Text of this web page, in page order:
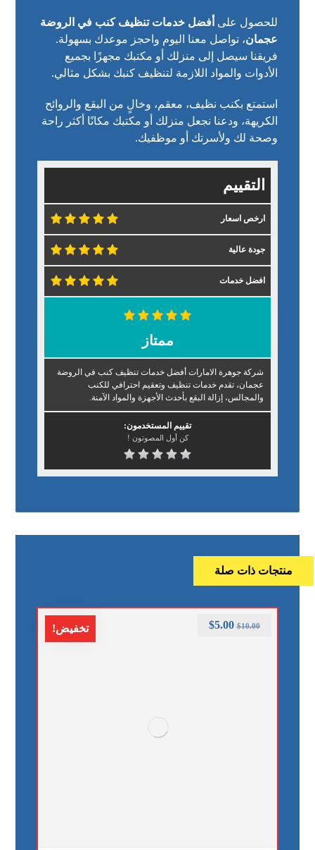
للحصول على أفضل خدمات تنظيف كنب في الروضة
عجمان، تواصل معنا اليوم واحجز موعدك بسهولة.
فريقنا سيصل إلى منزلك أو مكتبك مجهزًا بجميع
الأدوات والمواد اللازمة لتنظيف كنبك بشكل مثالي.
استمتع بكنب نظيف، معقم، وخالٍ من البقع والروائح
الكريهة، ودعنا نجعل منزلك أو مكتبك مكانًا أكثر راحة
وصحة لك ولأسرتك أو موظفيك.
التقييم
ارخص اسعار
جودة عالية
افضل خدمات
ممتاز
شركة جوهرة الامارات أفضل خدمات تنظيف كنب في الروضة
عجمان، تقدم خدمات تنظيف وتعقيم احترافي للكنب
والمجالس، إزالة البقع بأحدث الأجهزة والمواد الآمنة.
تقييم المستخدمون:
كن أول المصوتون !
منتجات ذات صلة
تخفيض! $10.00
$5.00